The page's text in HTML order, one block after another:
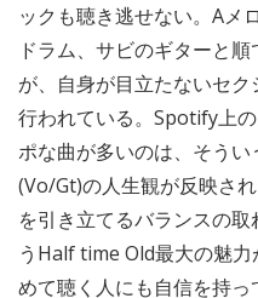
ックも聴き逃せない。Aメ
ドラム、サビのギターと
が、自身が目立たないセ
行われている。Spotify上
ポな曲が多いのは、そう
(Vo/Gt)の人生観が反映さ
を引き立てるバランスの
うHalf time Old最大の魅
めて聴く人にも自信を持っ